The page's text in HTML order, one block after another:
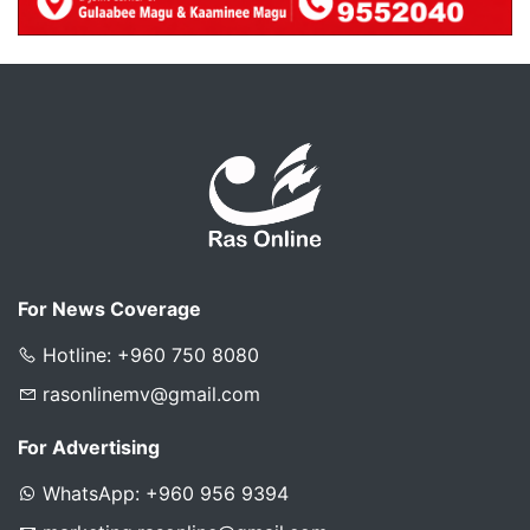
For News Coverage
Hotline: +960 750 8080
rasonlinemv@gmail.com
For Advertising
WhatsApp: +960 956 9394